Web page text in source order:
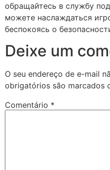
обращайтесь в службу
можете наслаждаться
беспокоясь о
Deixe um
O seu endereço de e-mail
obrigatórios são marcados
Comentário *